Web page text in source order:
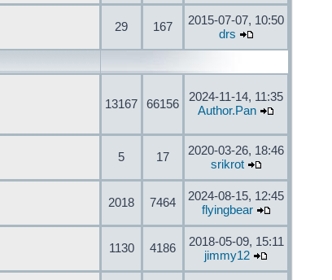
29 167
2015-07-07, 10:50
drs
13167 66156
2024-11-14, 11:35
Author.Pan
5 17
2020-03-26, 18:46
srikrot
2018 7464
2024-08-15, 12:45
flyingbear
1130 4186
2018-05-09, 15:11
jimmy12